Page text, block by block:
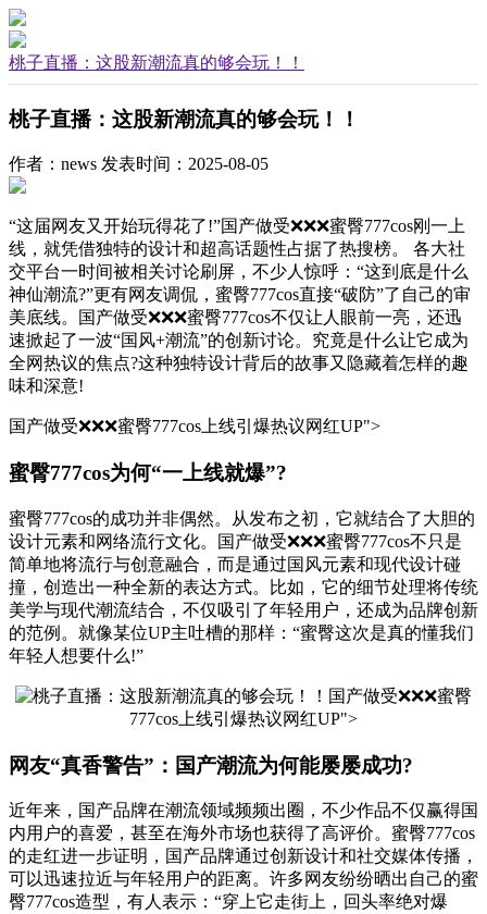
桃子直播：这股新潮流真的够会玩！！
桃子直播：这股新潮流真的够会玩！！
作者：news 发表时间：2025-08-05
“这届网友又开始玩得花了!”国产做受❌❌❌蜜臀777cos刚一上
线，就凭借独特的设计和超高话题性占据了热搜榜。 各大社
交平台一时间被相关讨论刷屏，不少人惊呼：“这到底是什么
神仙潮流?”更有网友调侃，蜜臀777cos直接“破防”了自己的审
美底线。国产做受❌❌❌蜜臀777cos不仅让人眼前一亮，还迅
速掀起了一波“国风+潮流”的创新讨论。究竟是什么让它成为
全网热议的焦点?这种独特设计背后的故事又隐藏着怎样的趣
味和深意!
国产做受❌❌❌蜜臀777cos上线引爆热议网红UP">
蜜臀777cos为何“一上线就爆”?
蜜臀777cos的成功并非偶然。从发布之初，它就结合了大胆的
设计元素和网络流行文化。国产做受❌❌❌蜜臀777cos不只是
简单地将流行与创意融合，而是通过国风元素和现代设计碰
撞，创造出一种全新的表达方式。比如，它的细节处理将传统
美学与现代潮流结合，不仅吸引了年轻用户，还成为品牌创新
的范例。就像某位UP主吐槽的那样：“蜜臀这次是真的懂我们
年轻人想要什么!”
国产做受❌❌❌蜜臀
777cos上线引爆热议网红UP">
网友“真香警告”：国产潮流为何能屡屡成功?
近年来，国产品牌在潮流领域频频出圈，不少作品不仅赢得国
内用户的喜爱，甚至在海外市场也获得了高评价。蜜臀777cos
的走红进一步证明，国产品牌通过创新设计和社交媒体传播，
可以迅速拉近与年轻用户的距离。许多网友纷纷晒出自己的蜜
臀777cos造型，有人表示：“穿上它走街上，回头率绝对爆